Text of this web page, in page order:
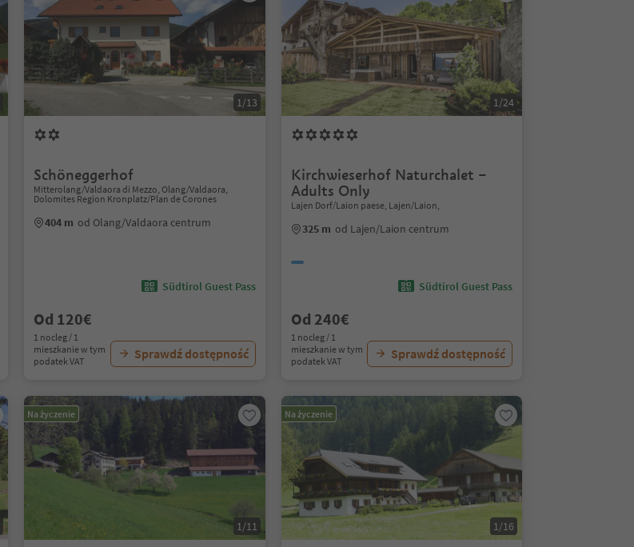
1/13
Schöneggerhof
Mitterolang/Valdaora di Mezzo, Olang/Valdaora,
Dolomites Region Kronplatz/Plan de Corones
404 m od Olang/Valdaora centrum
Südtirol Guest Pass
Od 120€
1 nocleg / 1
mieszkanie w tym
podatek VAT
Sprawdź dostępność
1/24
Kirchwieserhof Naturchalet –
Adults Only
Lajen Dorf/Laion paese, Lajen/Laion,
325 m od Lajen/Laion centrum
Südtirol Guest Pass
Od 240€
1 nocleg / 1
mieszkanie w tym
podatek VAT
Sprawdź dostępność
Na życzenie
1/11
Na życzenie
1/16